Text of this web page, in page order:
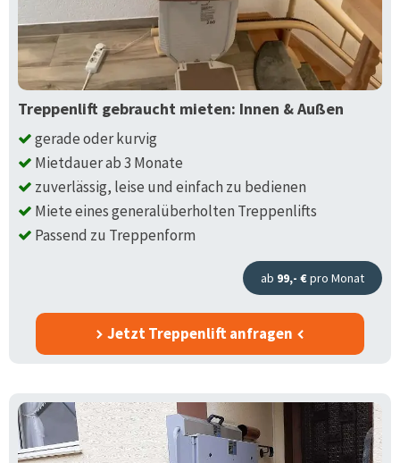
Treppenlift gebraucht mieten: Innen & Außen
gerade oder kurvig
Mietdauer ab 3 Monate
zuverlässig, leise und einfach zu bedienen
Miete eines generalüberholten Treppenlifts
Passend zu Treppenform
ab 99,- €pro Monat
Jetzt Treppenlift anfragen